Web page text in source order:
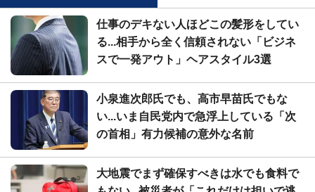
仕事のデキない人ほどこの髪形をしてい
る...相手から全く信頼されない「ビジネ
スで一発アウト」ヘアスタイル3選
小泉進次郎氏でも、高市早苗氏でもな
い...いま自民党内で急浮上している「次
の首相」有力候補の意外な名前
大地震でまず確保すべきは水でも食料で